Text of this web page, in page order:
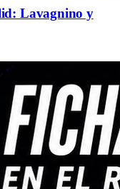
Lavagnino y